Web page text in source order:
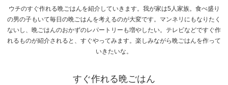
ウチのすぐ作れる晩ごはんを紹介していきます。我が家は5人家族。食べ盛り
の男の子もいて毎日の晩ごはんを考えるのが大変です。マンネリにもなりたく
ないし、晩ごはんのおかずのレパートリーも増やしたい。テレビなどですぐ作
れるものが紹介されると、すぐやってみます。楽しみながら晩ごはんを作って
いきたいな。
すぐ作れる晩ごはん